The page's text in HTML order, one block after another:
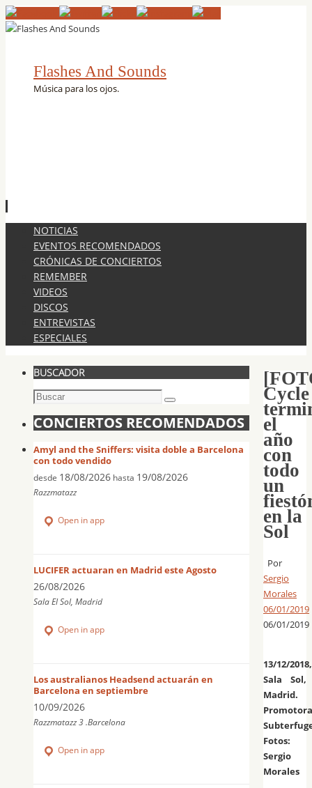
Flashes And Sounds
Música para los ojos.
contenido
NOTICIAS
EVENTOS RECOMENDADOS
CRÓNICAS DE CONCIERTOS
REMEMBER
VIDEOS
DISCOS
ENTREVISTAS
ESPECIALES
Cycle
el
año
con
todo
un
en la
Sol
Por
Sergio
Morales
06/01/2019
06/01/2019
13/12/2018,
Sala Sol,
Madrid.
Fotos:
Sergio
Morales
BUSCADOR
Buscar:
Buscar
CONCIERTOS RECOMENDADOS
Amyl and the Sniffers: visita doble a Barcelona
con todo vendido
desde 18/08/2026 hasta 19/08/2026
Razzmatazz
Open in app
LUCIFER actuaran en Madrid este Agosto
26/08/2026
Sala El Sol, Madrid
Open in app
Los australianos Headsend actuarán en
Barcelona en septiembre
10/09/2026
Razzmatazz 3 .Barcelona
Open in app